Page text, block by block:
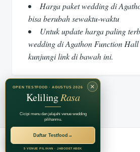
Harga paket wedding di
bisa berubah sewaktu-waktu
Untuk update harga paling
wedding di Agathon Function Hall
kunjungi link di bawah ini.
RECOMMENDED BY
Jagarasa Group
×
OPEN TESTFOOD · AGUSTUS 2026
KelilingRasa
Cicipi menu dan jelajahi venue wedding
pilihanmu.
Daftar Testfood →
5 VENUE PILIHAN · JABODETABEK